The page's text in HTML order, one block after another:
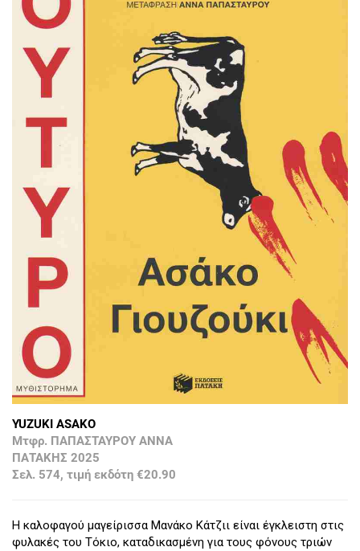
YUZUKI ASAKO
Μτφρ. ΠΑΠΑΣΤΑΥΡΟΥ ΑΝΝΑ
ΠΑΤΑΚΗΣ 2025
Σελ. 574, τιμή εκδότη €20.90
Η καλοφαγού μαγείρισσα Μανάκο Κάτζιι είναι έγκλειστη στις
φυλακές του Τόκιο, καταδικασμένη για τους φόνους τριών